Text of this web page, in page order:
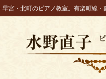
宮・北町のピアノ教室。有楽町線